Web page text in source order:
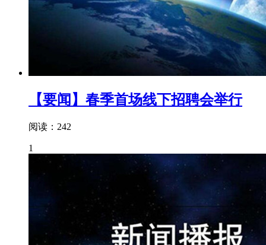
【要闻】春季首场线下招聘会举行
阅读：242
1